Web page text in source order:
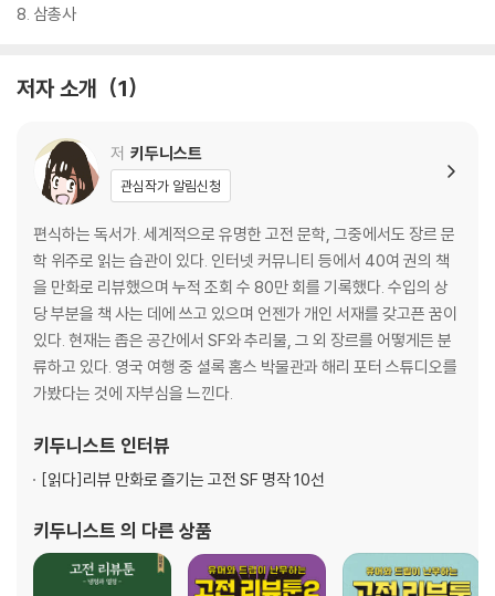
8. 삼총사
저자 소개 1
저 키두니스트
관심작가 알림신청
편식하는 독서가. 세계적으로 유명한 고전 문학, 그중에서도 장르 문
학 위주로 읽는 습관이 있다. 인터넷 커뮤니티 등에서 40여 권의 책
을 만화로 리뷰했으며 누적 조회 수 80만 회를 기록했다. 수입의 상
당 부분을 책 사는 데에 쓰고 있으며 언젠가 개인 서재를 갖고픈 꿈이
있다. 현재는 좁은 공간에서 SF와 추리물, 그 외 장르를 어떻게든 분
류하고 있다. 영국 여행 중 셜록 홈스 박물관과 해리 포터 스튜디오를
가봤다는 것에 자부심을 느낀다.
키두니스트 인터뷰
[읽다]리뷰 만화로 즐기는 고전 SF 명작 10선
키두니스트 의 다른 상품